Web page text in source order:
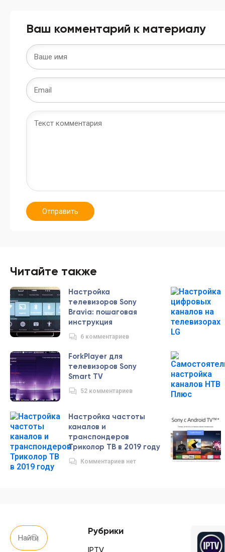
Ваш комментарий к материалу
Отправить
Читайте также
Настройка
телевизоров Sony
Bravia: пошаговая
инструкция
6 комментариев
ForkPlayer для
телевизоров Sony
Smart TV
52 комментариев
Настройка частоты
каналов и
транспондеров
Триколор ТВ в 2019 году
Комментариев нет
Рубрики
IPTV